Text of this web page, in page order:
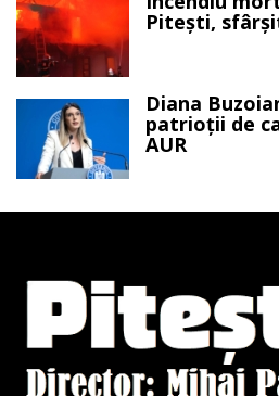
Pitești,
Diana
patrioții de
AUR